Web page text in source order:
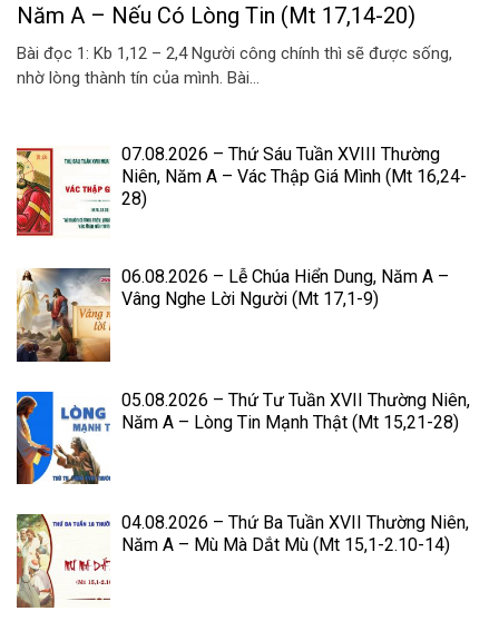
Năm A – Nếu Có Lòng Tin (Mt 17,14-20)
Bài đọc 1: Kb 1,12 – 2,4 Người công chính thì sẽ được sống,
nhờ lòng thành tín của mình. Bài...
07.08.2026 – Thứ Sáu Tuần XVIII Thường
Niên, Năm A – Vác Thập Giá Mình (Mt 16,24-
28)
06.08.2026 – Lễ Chúa Hiển Dung, Năm A –
Vâng Nghe Lời Người (Mt 17,1-9)
05.08.2026 – Thứ Tư Tuần XVII Thường Niên,
Năm A – Lòng Tin Mạnh Thật (Mt 15,21-28)
04.08.2026 – Thứ Ba Tuần XVII Thường Niên,
Năm A – Mù Mà Dắt Mù (Mt 15,1-2.10-14)